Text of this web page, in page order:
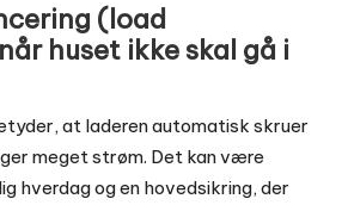
(load
huset ikke skal gå i
at laderen automatisk skruer
meget strøm. Det kan være
hverdag og en hovedsikring, der